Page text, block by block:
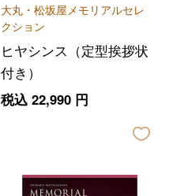
大丸・松坂屋メモリアルセレ
クション
ヒヤシンス（定型挨拶状
付き）
税込 22,990円